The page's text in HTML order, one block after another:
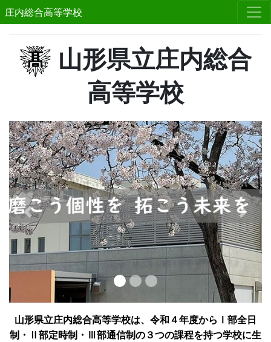
庄内総合高等学校
山形県立庄内総合
高等学校
Previous Next
山形県立庄内総合高等学校は、令和４年度からⅠ部全日
制・Ⅱ部定時制・Ⅲ部通信制の３つの課程を持つ学校に生